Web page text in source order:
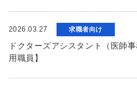
2026.03.27 求職者向け
ドクターズアシスタント（医師
用職員】